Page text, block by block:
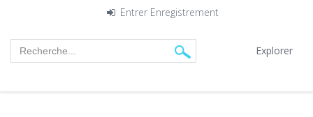
Entrer Enregistrement
Explorer